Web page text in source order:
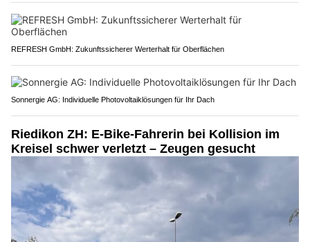
REFRESH GmbH: Zukunftssicherer Werterhalt für Oberflächen
Sonnergie AG: Individuelle Photovoltaiklösungen für Ihr Dach
Riedikon ZH: E-Bike-Fahrerin bei Kollision im
Kreisel schwer verletzt – Zeugen gesucht